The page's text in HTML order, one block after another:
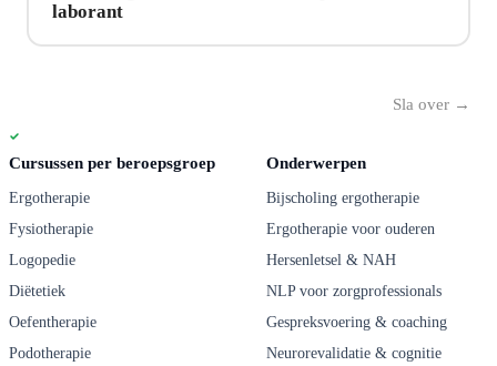
laborant
Sla over →
Cursussen per beroepsgroep
Ergotherapie
Fysiotherapie
Logopedie
Diëtetiek
Oefentherapie
Podotherapie
Onderwerpen
Bijscholing ergotherapie
Ergotherapie voor ouderen
Hersenletsel & NAH
NLP voor zorgprofessionals
Gespreksvoering & coaching
Neurorevalidatie & cognitie